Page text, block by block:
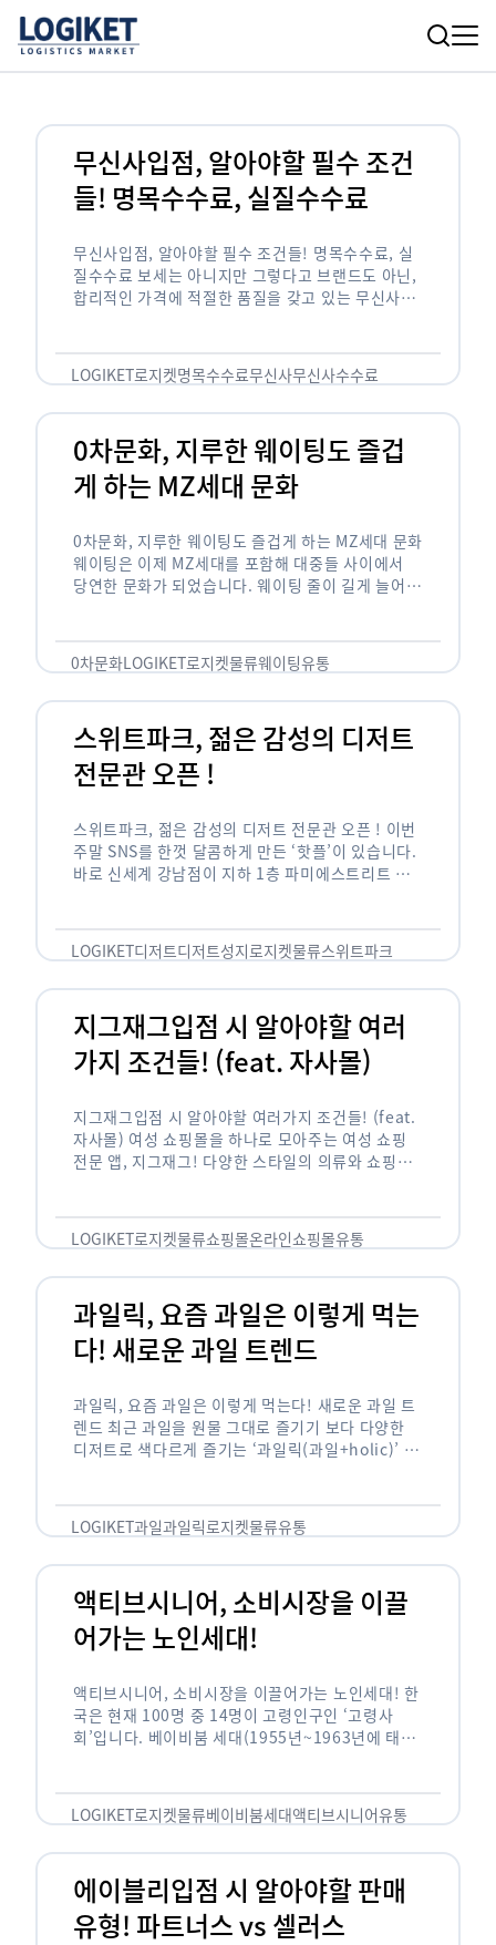
무신사입점, 알아야할 필수 조건
들! 명목수수료, 실질수수료
무신사입점, 알아야할 필수 조건들! 명목수수료, 실
질수수료 보세는 아니지만 그렇다고 브랜드도 아닌,
합리적인 가격에 적절한 품질을 갖고 있는 무신사!
LOGIKET로지켓명목수수료무신사무신사수수료
0차문화, 지루한 웨이팅도 즐겁
게 하는 MZ세대 문화
0차문화, 지루한 웨이팅도 즐겁게 하는 MZ세대 문화
웨이팅은 이제 MZ세대를 포함해 대중들 사이에서
당연한 문화가 되었습니다. 웨이팅 줄이 길게 늘어서
0차문화LOGIKET로지켓물류웨이팅유통
스위트파크, 젊은 감성의 디저트
전문관 오픈 !
스위트파크, 젊은 감성의 디저트 전문관 오픈 ! 이번
주말 SNS를 한껏 달콤하게 만든 ‘핫플’이 있습니다.
바로 신세계 강남점이 지하 1층 파미에스트리트 분
LOGIKET디저트디저트성지로지켓물류스위트파크
지그재그입점 시 알아야할 여러
가지 조건들! (feat. 자사몰)
지그재그입점 시 알아야할 여러가지 조건들! (feat.
자사몰) 여성 쇼핑몰을 하나로 모아주는 여성 쇼핑
전문 앱, 지그재그! 다양한 스타일의 의류와 쇼핑몰
LOGIKET로지켓물류쇼핑몰온라인쇼핑몰유통
과일릭, 요즘 과일은 이렇게 먹는
다! 새로운 과일 트렌드
과일릭, 요즘 과일은 이렇게 먹는다! 새로운 과일 트
렌드 최근 과일을 원물 그대로 즐기기 보다 다양한
디저트로 색다르게 즐기는 ‘과일릭(과일+holic)’ 트
…
LOGIKET과일과일릭로지켓물류유통
액티브시니어, 소비시장을 이끌
어가는 노인세대!
액티브시니어, 소비시장을 이끌어가는 노인세대! 한
국은 현재 100명 중 14명이 고령인구인 ‘고령사
회’입니다. 베이비붐 세대(1955년~1963년에 태어
오고 있습니다. 하지만 사회가 늙어가는 …
LOGIKET로지켓물류베이비붐세대액티브시니어유통
에이블리입점 시 알아야할 판매
유형! 파트너스 vs 셀러스